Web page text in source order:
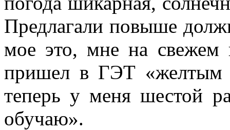
Предлагали повыше
мое это, мне на свежем
пришел в ГЭТ «желтым
теперь у меня шестой
обучаю».